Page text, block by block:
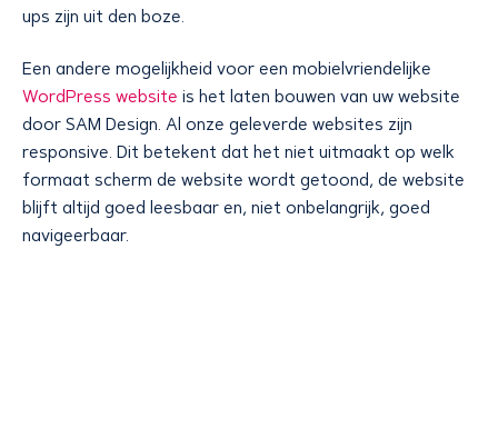
ups zijn uit den boze.
Een andere mogelijkheid voor een mobielvriendelijke
WordPress website is het laten bouwen van uw website
door SAM Design. Al onze geleverde websites zijn
responsive. Dit betekent dat het niet uitmaakt op welk
formaat scherm de website wordt getoond, de website
blijft altijd goed leesbaar en, niet onbelangrijk, goed
navigeerbaar.